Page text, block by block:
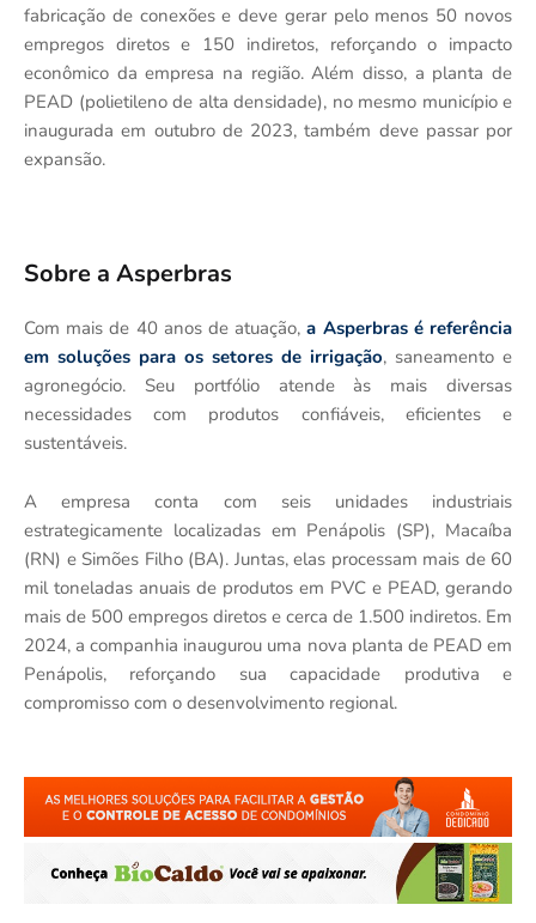
fabricação de conexões e deve gerar pelo menos 50 novos
empregos diretos e 150 indiretos, reforçando o impacto
econômico da empresa na região. Além disso, a planta de
PEAD (polietileno de alta densidade), no mesmo município e
inaugurada em outubro de 2023, também deve passar por
expansão.
Sobre a Asperbras
Com mais de 40 anos de atuação,a Asperbras é referência
em soluções para os setores de irrigação, saneamento e
agronegócio. Seu portfólio atende às mais diversas
necessidades com produtos confiáveis, eficientes e
sustentáveis.
A empresa conta com seis unidades industriais
estrategicamente localizadas em Penápolis (SP), Macaíba
(RN) e Simões Filho (BA). Juntas, elas processam mais de 60
mil toneladas anuais de produtos em PVC e PEAD, gerando
mais de 500 empregos diretos e cerca de 1.500 indiretos. Em
2024, a companhia inaugurou uma nova planta de PEAD em
Penápolis, reforçando sua capacidade produtiva e
compromisso com o desenvolvimento regional.